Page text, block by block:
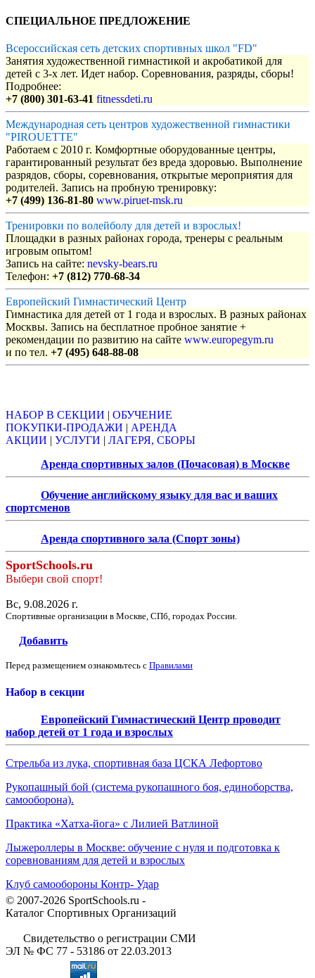
СПЕЦИАЛЬНОЕ ПРЕДЛОЖЕНИЕ
Всероссийская сеть детских спортивных школ "FD"
Занятия художественной гимнастикой и акробатикой для
детей с 3-х лет. Идет набор. Соревнования, разряды, сборы!
Подробнее:
+7 (800) 301-63-41 fitnessdeti.ru
Международная сеть центров художественной гимнастики
"PIROUETTE"
Работаем с 2010 г. Комфортные оборудованные центры,
гарантированный результат без вреда здоровью. Выполнение
разрядов, сборы, соревнования, открытые мероприятия для
родителей. Запись на пробную тренировку:
+7 (499) 136-81-80 www.piruet-msk.ru
Тренировки по волейболу для детей и взрослых!
Площадки в разных районах города, тренеры с реальным
игровым опытом!
Запись на сайте: nevsky-bears.ru
Телефон: +7 (812) 770-68-34
Европейский Гимнастический Центр
Гимнастика для детей от 1 года и взрослых. В разных районах
Москвы. Запись на бесплатное пробное занятие +
рекомендации по развитию на сайте www.europegym.ru
и по тел. +7 (495) 648-88-08
НАБОР В СЕКЦИИ | ОБУЧЕНИЕ
ПОКУПКИ-ПРОДАЖИ | АРЕНДА
АКЦИИ | УСЛУГИ | ЛАГЕРЯ, СБОРЫ
Аренда спортивных залов (Почасовая) в Москве
Обучение английскому языку для вас и ваших
спортсменов
Аренда спортивного зала (Спорт зоны)
SportSchools.ru
Выбери свой спорт!
Вс, 9.08.2026 г.
Спортивные организации в Москве, СПб, городах России.
Добавить
Перед размещением ознакомьтесь с Правилами
Набор в секции
Европейский Гимнастический Центр проводит
набор детей от 1 года и взрослых
Стрельба из лука, спортивная база ЦСКА Лефортово
Рукопашный бой (система рукопашного боя, единоборства,
самооборона).
Практика «Хатха-йога» с Лилией Ватлиной
Лыжероллеры в Москве: обучение с нуля и подготовка к
соревнованиям для детей и взрослых
Клуб самообороны Контр- Удар
© 2007-2026 SportSchools.ru -
Каталог Спортивных Организаций
Свидетельство о регистрации СМИ
ЭЛ № ФС 77 - 53186 от 22.03.2013